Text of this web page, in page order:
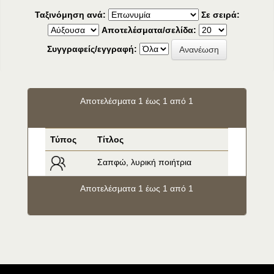
Ταξινόμηση ανά:
Σε σειρά:
Αποτελέσματα/σελίδα:
Συγγραφείς/εγγραφή:
Αποτελέσματα 1 έως 1 από 1
Τύπος Τίτλος
Σαπφώ, λυρική ποιήτρια
Αποτελέσματα 1 έως 1 από 1